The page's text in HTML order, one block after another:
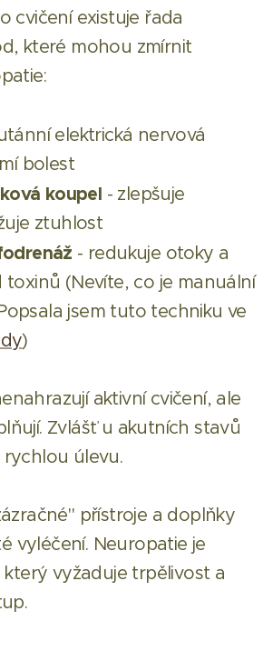
cvičení existuje řada
které mohou zmírnit
elektrická nervová
bolest
koupel - zlepšuje
ztuhlost
- redukuje otoky a
toxinů (Nevíte, co je manuální
jsem tuto techniku ve
)
aktivní cvičení, ale
Zvlášť u akutních stavů
úlevu.
přístroje a doplňky
vyléčení. Neuropatie je
vyžaduje trpělivost a